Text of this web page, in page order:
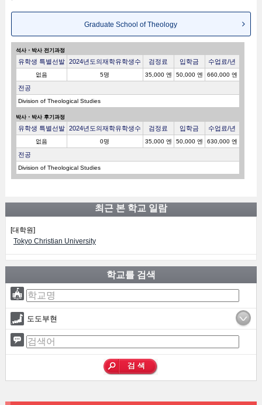
Graduate School of Theology
석사・박사 전기과정
유학생 특별선발 2024년도의재학유학생수 검정료 입학금 수업료/년
없음 5명 35,000 엔 50,000 엔 660,000 엔
전공
Division of Theological Studies
박사・박사 후기과정
유학생 특별선발 2024년도의재학유학생수 검정료 입학금 수업료/년
없음 0명 35,000 엔 50,000 엔 630,000 엔
전공
Division of Theological Studies
최근 본 학교 일람
[대학원]
Tokyo Christian University
학교를 검색
도도부현